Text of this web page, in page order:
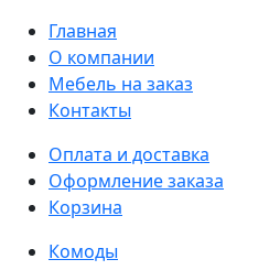
Главная
О компании
Мебель на заказ
Контакты
Оплата и доставка
Оформление заказа
Корзина
Комоды